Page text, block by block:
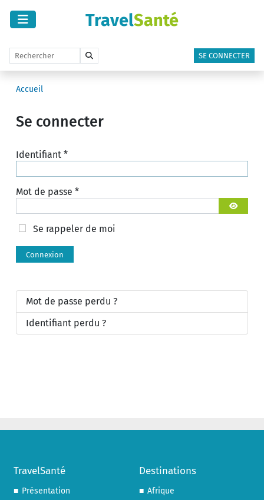
TravelSanté
SE CONNECTER
Accueil
Se connecter
Identifiant *
Mot de passe *
Afficher
Se rappeler de moi
Connexion
Mot de passe perdu ?
Identifiant perdu ?
TravelSanté
Présentation
Destinations
Afrique